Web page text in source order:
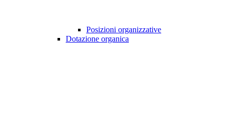
Posizioni organizzative
Dotazione organica